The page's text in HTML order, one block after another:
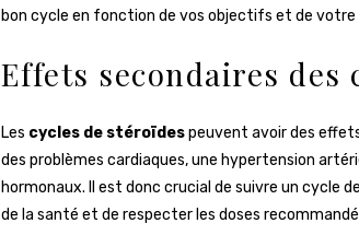
bon cycle en fonction de vos objectifs et de
Effets secondaires des
Les cycles de stéroïdespeuvent avoir des
des problèmes cardiaques, une hypertension
hormonaux. Il est donc crucial de suivre un cycle
de la santé et de respecter les doses